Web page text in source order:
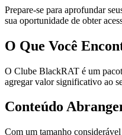
Prepare-se para aprofundar
sua oportunidade de obter
O Que Você
O Clube BlackRAT é um
agregar valor significativo ao
Conteúdo
Com um tamanho